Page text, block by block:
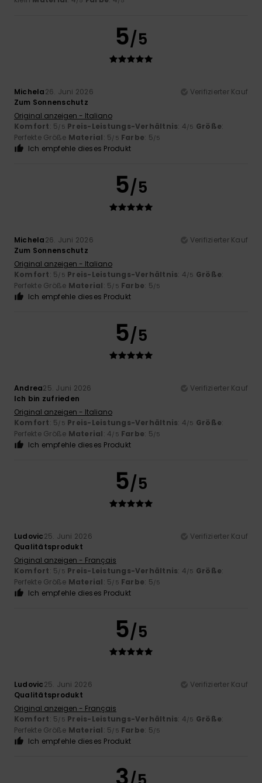
5/5
Michela26. Juni 2026
Verifizierter Kauf
Zum Sonnenschutz
Original anzeigen - Italiano
Komfort: 5/5 Preis-Leistungs-Verhältnis: 4/5 Größe:
Perfekte Größe Material: 5/5 Farbe: 5/5
Ich empfehle dieses Produkt
5/5
Michela26. Juni 2026
Verifizierter Kauf
Zum Sonnenschutz
Original anzeigen - Italiano
Komfort: 5/5 Preis-Leistungs-Verhältnis: 4/5 Größe:
Perfekte Größe Material: 5/5 Farbe: 5/5
Ich empfehle dieses Produkt
5/5
Andrea25. Juni 2026
Verifizierter Kauf
Ich bin zufrieden
Original anzeigen - Italiano
Komfort: 5/5 Preis-Leistungs-Verhältnis: 4/5 Größe:
Perfekte Größe Material: 4/5 Farbe: 5/5
Ich empfehle dieses Produkt
5/5
Ludovic25. Juni 2026
Verifizierter Kauf
Qualitätsprodukt
Original anzeigen - Français
Komfort: 5/5 Preis-Leistungs-Verhältnis: 4/5 Größe:
Perfekte Größe Material: 5/5 Farbe: 5/5
Ich empfehle dieses Produkt
5/5
Ludovic25. Juni 2026
Verifizierter Kauf
Qualitätsprodukt
Original anzeigen - Français
Komfort: 5/5 Preis-Leistungs-Verhältnis: 4/5 Größe:
Perfekte Größe Material: 5/5 Farbe: 5/5
Ich empfehle dieses Produkt